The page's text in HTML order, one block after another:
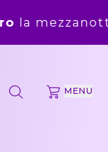
del5
MENU